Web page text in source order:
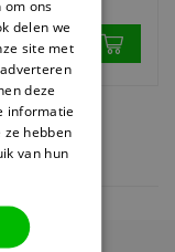
om ons
delen we
site met
deze
informatie
hebben
van hun